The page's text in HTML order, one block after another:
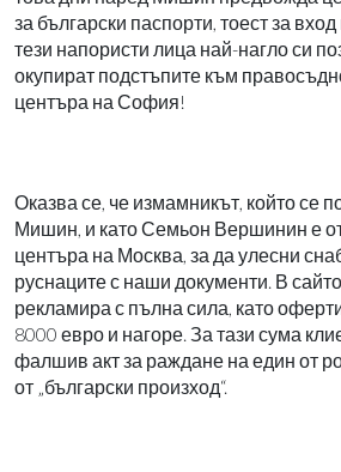
за български паспорти, тоест за
тези напористи лица най-нагло си
окупират подстъпите към
центъра на София!
Оказва се, че измамникът, който се
Мишин, и като Семьон Вершинин е
центъра на Москва, за да улесни
руснаците с наши документи. В
рекламира с пълна сила, като
8000 евро и нагоре. За тази сума
фалшив акт за раждане на един от
от „български произход“.